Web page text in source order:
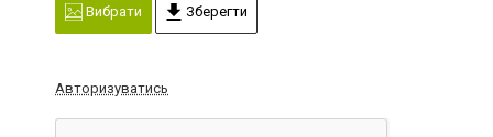
Вибрати
Зберегти
Авторизуватись